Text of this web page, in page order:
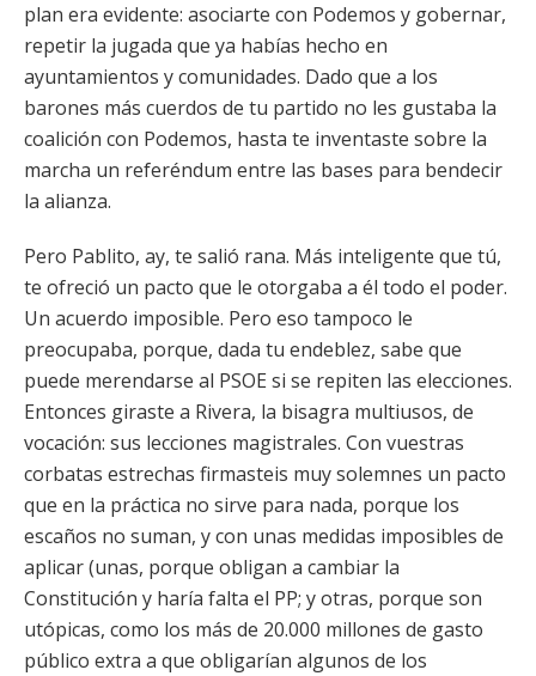
plan era evidente: asociarte con Podemos y gobernar,
repetir la jugada que ya habías hecho en
ayuntamientos y comunidades. Dado que a los
barones más cuerdos de tu partido no les gustaba la
coalición con Podemos, hasta te inventaste sobre la
marcha un referéndum entre las bases para bendecir
la alianza.
Pero Pablito, ay, te salió rana. Más inteligente que tú,
te ofreció un pacto que le otorgaba a él todo el poder.
Un acuerdo imposible. Pero eso tampoco le
preocupaba, porque, dada tu endeblez, sabe que
puede merendarse al PSOE si se repiten las elecciones.
Entonces giraste a Rivera, la bisagra multiusos, de
vocación: sus lecciones magistrales. Con vuestras
corbatas estrechas firmasteis muy solemnes un pacto
que en la práctica no sirve para nada, porque los
escaños no suman, y con unas medidas imposibles de
aplicar (unas, porque obligan a cambiar la
Constitución y haría falta el PP; y otras, porque son
utópicas, como los más de 20.000 millones de gasto
público extra a que obligarían algunos de los